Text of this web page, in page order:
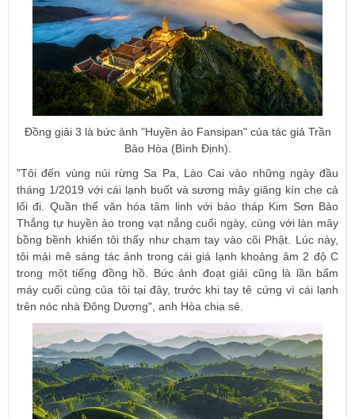
Đồng giải 3 là bức ảnh "Huyền ảo Fansipan" của tác giả Trần
Bảo Hòa (Bình Định).
"Tôi đến vùng núi rừng Sa Pa, Lào Cai vào những ngày đầu
tháng 1/2019 với cái lạnh buốt và sương mây giăng kín che cả
lối đi. Quần thể văn hóa tâm linh với bảo tháp Kim Sơn Bảo
Thắng tự huyền ảo trong vạt nắng cuối ngày, cùng với làn mây
bồng bềnh khiến tôi thấy như chạm tay vào cõi Phật. Lúc này,
tôi mải mê sáng tác ảnh trong cái giá lạnh khoảng âm 2 độ C
trong một tiếng đồng hồ. Bức ảnh đoạt giải cũng là lần bấm
máy cuối cùng của tôi tại đây, trước khi tay tê cứng vì cái lạnh
trên nóc nhà Đông Dương", anh Hòa chia sẻ.